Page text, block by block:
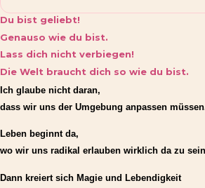
Du bist geliebt!
Genauso wie du bist.
Lass dich nicht verbiegen!
Die Welt braucht dich so wie du bist.
Ich glaube nicht daran,
dass wir uns der Umgebung anpassen
Leben beginnt da,
wo wir uns radikal erlauben wirklich da zu
Dann kreiert sich Magie und Lebendigkeit